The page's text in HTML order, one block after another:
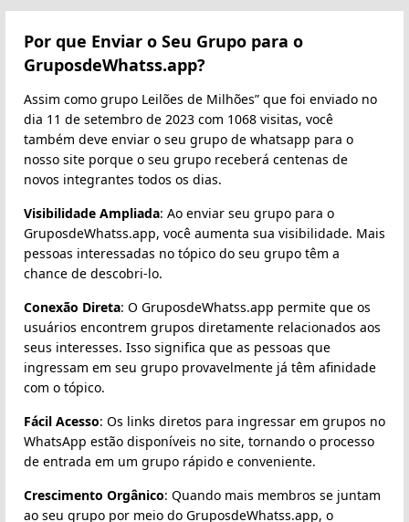
Por que Enviar o Seu Grupo para o
GruposdeWhatss.app?
Assim como grupo Leilões de Milhões” que foi enviado no
dia 11 de setembro de 2023 com 1068 visitas, você
também deve enviar o seu grupo de whatsapp para o
nosso site porque o seu grupo receberá centenas de
novos integrantes todos os dias.
Visibilidade Ampliada: Ao enviar seu grupo para o
GruposdeWhatss.app, você aumenta sua visibilidade. Mais
pessoas interessadas no tópico do seu grupo têm a
chance de descobri-lo.
Conexão Direta: O GruposdeWhatss.app permite que os
usuários encontrem grupos diretamente relacionados aos
seus interesses. Isso significa que as pessoas que
ingressam em seu grupo provavelmente já têm afinidade
com o tópico.
Fácil Acesso: Os links diretos para ingressar em grupos no
WhatsApp estão disponíveis no site, tornando o processo
de entrada em um grupo rápido e conveniente.
Crescimento Orgânico: Quando mais membros se juntam
ao seu grupo por meio do GruposdeWhatss.app, o